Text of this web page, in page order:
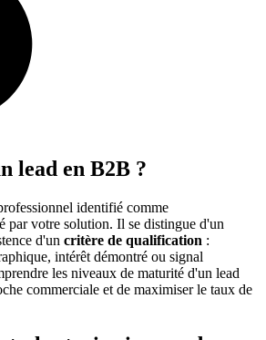
lead en B2B ?
identifié comme
par votre solution. Il se distingue d'un
d'un critère de qualification :
intérêt démontré ou signal
les niveaux de maturité d'un lead
commerciale et de maximiser le taux de